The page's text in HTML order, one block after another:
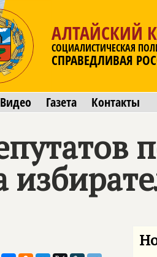
АЛТАЙСКИЙ
СОЦИАЛИСТИЧЕСКАЯ
СПРАВЕДЛИВАЯ
Газета Контакты